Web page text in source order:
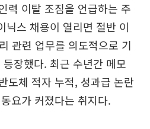
력 이탈 조짐을 언급하는 주
닉스 채용이 열리면 절반 이
관련 업무를 의도적으로 기
장했다. 최근 수년간 메모
도체 적자 누적, 성과급 논란
요가 커졌다는 취지다.